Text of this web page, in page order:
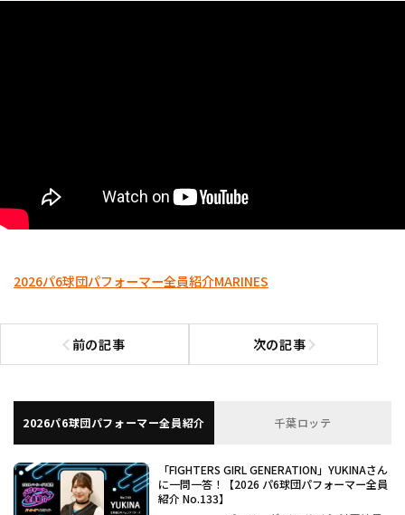
2026パ6球団パフォーマー全員紹介MARINES
前の記事
前の記事へ 次の記事次の記事へ
2026パ6球団パフォーマー全員紹介 千葉ロッテ
「FIGHTERS GIRL GENERATION」YUKINAさん
に一問一答！【2026 パ6球団パフォーマー全員
紹介 No.133】